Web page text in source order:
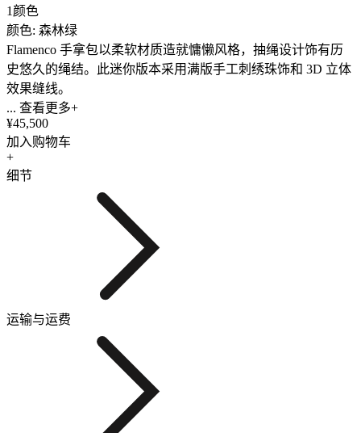
1颜色
颜色: 森林绿
Flamenco 手拿包以柔软材质造就慵懒风格，抽绳设计饰有历
史悠久的绳结。此迷你版本采用满版手工刺绣珠饰和 3D 立体
效果缝线。
... 查看更多+
¥45,500
加入购物车
+
细节
运输与运费